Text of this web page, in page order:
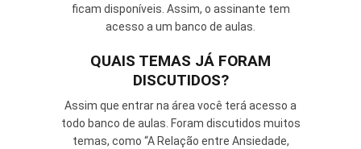
ficam disponíveis. Assim, o assinante tem
acesso a um banco de aulas.
QUAIS TEMAS JÁ FORAM
DISCUTIDOS?
Assim que entrar na área você terá acesso a
todo banco de aulas. Foram discutidos muitos
temas, como “A Relação entre Ansiedade,